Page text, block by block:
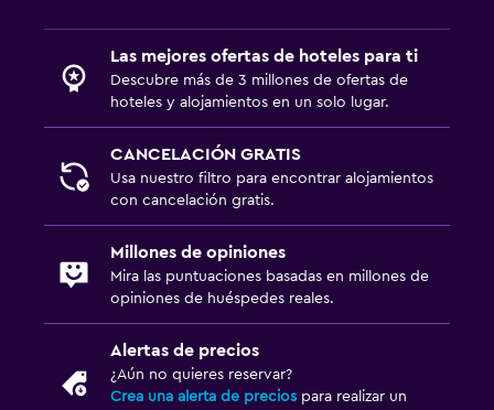
Las mejores ofertas de hoteles para ti
Descubre más de 3 millones de ofertas de
hoteles y alojamientos en un solo lugar.
CANCELACIÓN GRATIS
Usa nuestro filtro para encontrar alojamientos
con cancelación gratis.
Millones de opiniones
Mira las puntuaciones basadas en millones de
opiniones de huéspedes reales.
Alertas de precios
¿Aún no quieres reservar?
Crea una alerta de precios para realizar un